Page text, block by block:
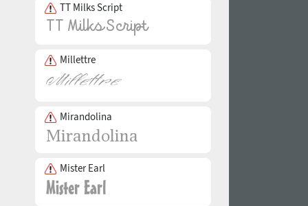
TT Milks Script
Millettre
Mirandolina
Mister Earl